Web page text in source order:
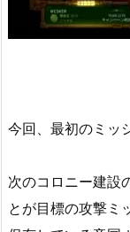
今回、最初のミッ
次のコロニー建設
とが目標の攻撃ミ